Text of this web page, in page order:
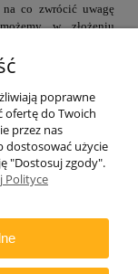
co zwrócić uwagę
w złożeniu
poprawne
ofertę do Twoich
przez nas
dostosować użycie
"Dostosuj zgody".
Polityce